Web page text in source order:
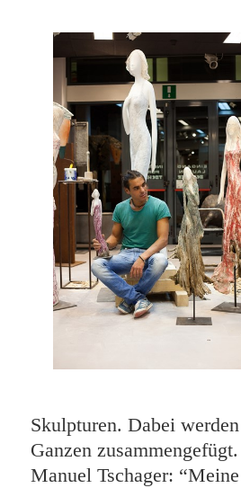
Skulpturen. Dabei
Ganzen zusammengefügt.
Manuel Tschager: